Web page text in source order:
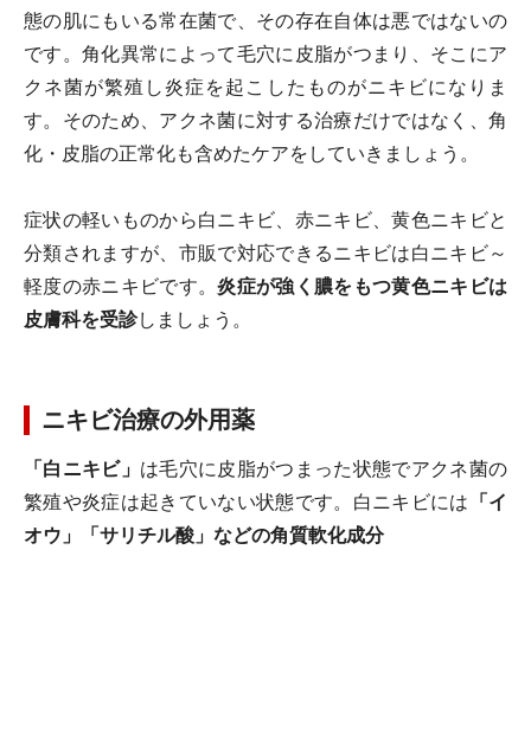
態の肌にもいる常在菌で、その存在自体は悪ではないの
です。角化異常によって毛穴に皮脂がつまり、そこにア
クネ菌が繁殖し炎症を起こしたものがニキビになりま
す。そのため、アクネ菌に対する治療だけではなく、角
化・皮脂の正常化も含めたケアをしていきましょう。
症状の軽いものから白ニキビ、赤ニキビ、黄色ニキビと
分類されますが、市販で対応できるニキビは白ニキビ～
軽度の赤ニキビです。炎症が強く膿をもつ黄色ニキビは
皮膚科を受診しましょう。
ニキビ治療の外用薬
「白ニキビ」 は毛穴に皮脂がつまった状態でアクネ菌の
繁殖や炎症は起きていない状態です。白ニキビには 「イ
オウ」「サリチル酸」などの角質軟化成分